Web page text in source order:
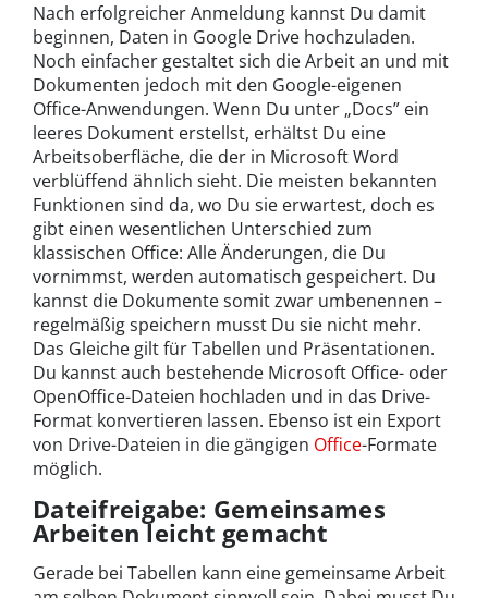
Nach erfolgreicher Anmeldung kannst Du damit
beginnen, Daten in Google Drive hochzuladen.
Noch einfacher gestaltet sich die Arbeit an und mit
Dokumenten jedoch mit den Google-eigenen
Office-Anwendungen. Wenn Du unter „Docs” ein
leeres Dokument erstellst, erhältst Du eine
Arbeitsoberfläche, die der in Microsoft Word
verblüffend ähnlich sieht. Die meisten bekannten
Funktionen sind da, wo Du sie erwartest, doch es
gibt einen wesentlichen Unterschied zum
klassischen Office: Alle Änderungen, die Du
vornimmst, werden automatisch gespeichert. Du
kannst die Dokumente somit zwar umbenennen –
regelmäßig speichern musst Du sie nicht mehr.
Das Gleiche gilt für Tabellen und Präsentationen.
Du kannst auch bestehende Microsoft Office- oder
OpenOffice-Dateien hochladen und in das Drive-
Format konvertieren lassen. Ebenso ist ein Export
von Drive-Dateien in die gängigen Office-Formate
möglich.
Dateifreigabe: Gemeinsames
Arbeiten leicht gemacht
Gerade bei Tabellen kann eine gemeinsame Arbeit